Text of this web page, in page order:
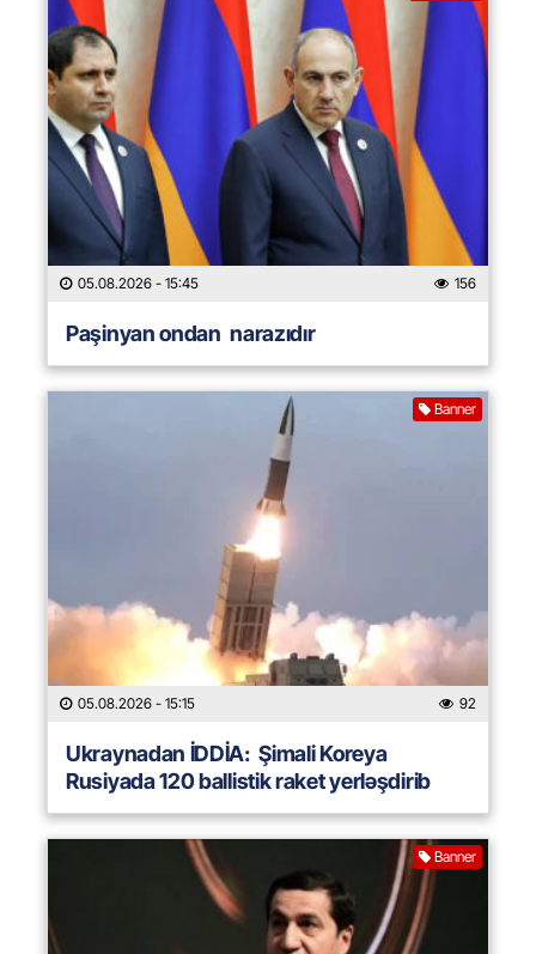
05.08.2026 - 15:45 156
Paşinyan ondan narazıdır
Banner
05.08.2026 - 15:15 92
Ukraynadan İDDİA: Şimali Koreya
Rusiyada 120 ballistik raket yerləşdirib
Banner